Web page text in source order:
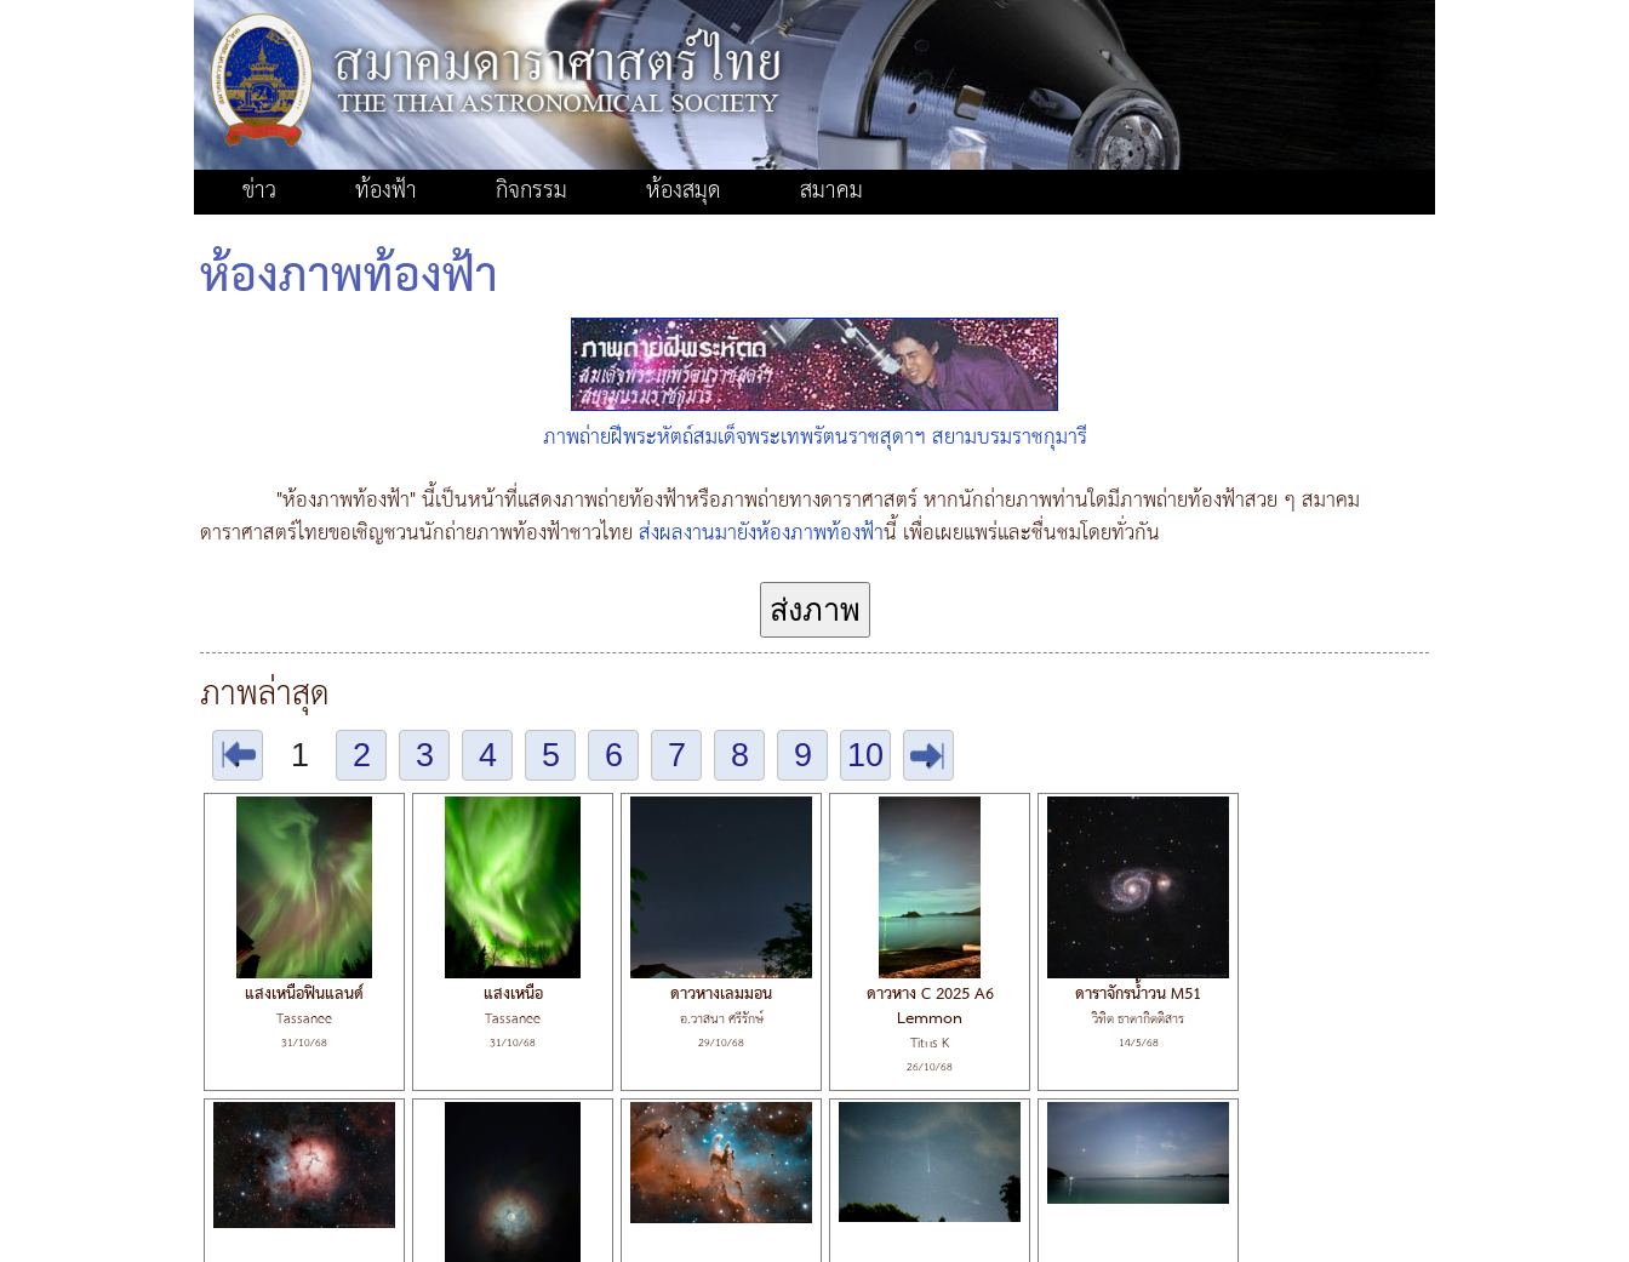
ข่าว ท้องฟ้า กิจกรรม ห้องสมุด สมาคม
ห้องภาพท้องฟ้า
ภาพถ่ายฝีพระหัตถ์สมเด็จพระเทพรัตนราชสุดาฯ สยามบรมราชกุมารี
"ห้องภาพท้องฟ้า" นี้เป็นหน้าที่แสดงภาพถ่ายท้องฟ้าหรือภาพถ่ายทางดาราศาสตร์ หากนักถ่ายภาพท่านใดมีภาพถ่ายท้องฟ้าสวย ๆ สมาคม
ดาราศาสตร์ไทยขอเชิญชวนนักถ่ายภาพท้องฟ้าชาวไทยส่งผลงานมายังห้องภาพท้องฟ้านี้ เพื่อเผยแพร่และชื่นชมโดยทั่วกัน
ส่งภาพ
ภาพล่าสุด
. 1 2 3 4 5 6 7 8 9 10 .
แสงเหนือฟินแลนด์
Tassanee
31/10/68
แสงเหนือ
Tassanee
31/10/68
ดาวหางเลมมอน
อ.วาสนา ศรีรักษ์
29/10/68
ดาวหาง C 2025 A6
Lemmon
Titus K
26/10/68
ดาราจักรน้ำวน M51
วิทิต ธาดากิตติสาร
14/5/68